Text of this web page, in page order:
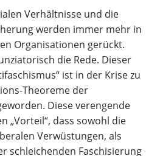
Verhältnisse und die
werden immer mehr in
Organisationen gerückt.
die Rede. Dieser
ist in der Krise zu
Theoreme der
Diese verengende
„Vorteil“, dass sowohl die
Verwüstungen, als
schleichenden Faschisierung